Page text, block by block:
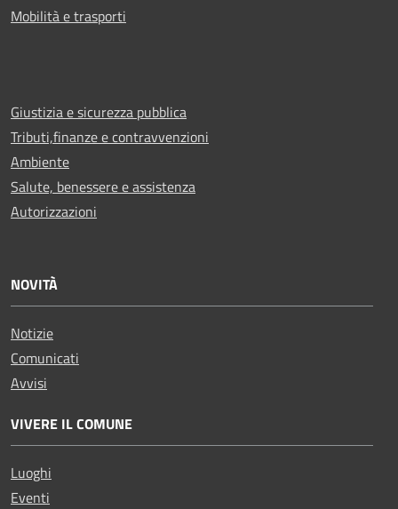
Mobilità e trasporti
Giustizia e sicurezza pubblica
Tributi,finanze e contravvenzioni
Ambiente
Salute, benessere e assistenza
Autorizzazioni
NOVITÀ
Notizie
Comunicati
Avvisi
VIVERE IL COMUNE
Luoghi
Eventi